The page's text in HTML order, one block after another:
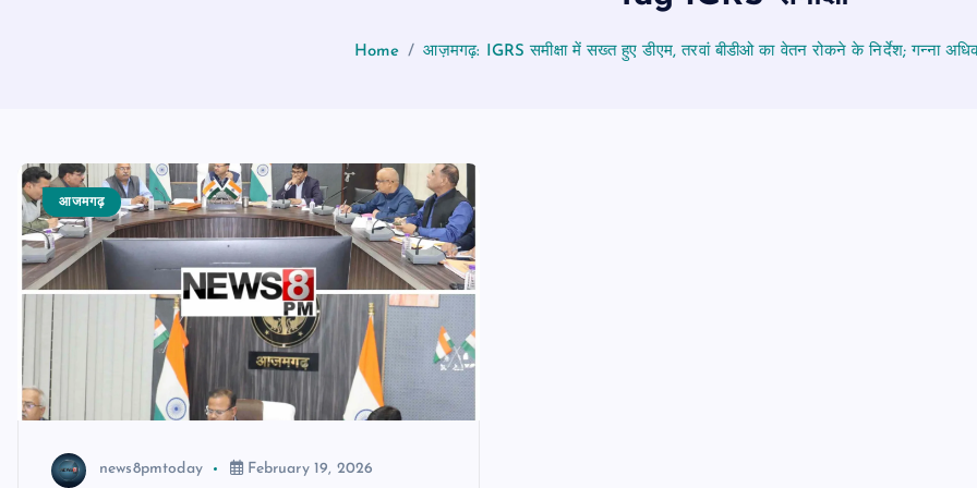
Home आज़मगढ़: IGRS समीक्षा में सख्त हुए डीएम, तरवां बीडीओ का वेतन रोकने के निर्देश; गन्ना
आजमगढ़
news8pmtoday February 19, 2026